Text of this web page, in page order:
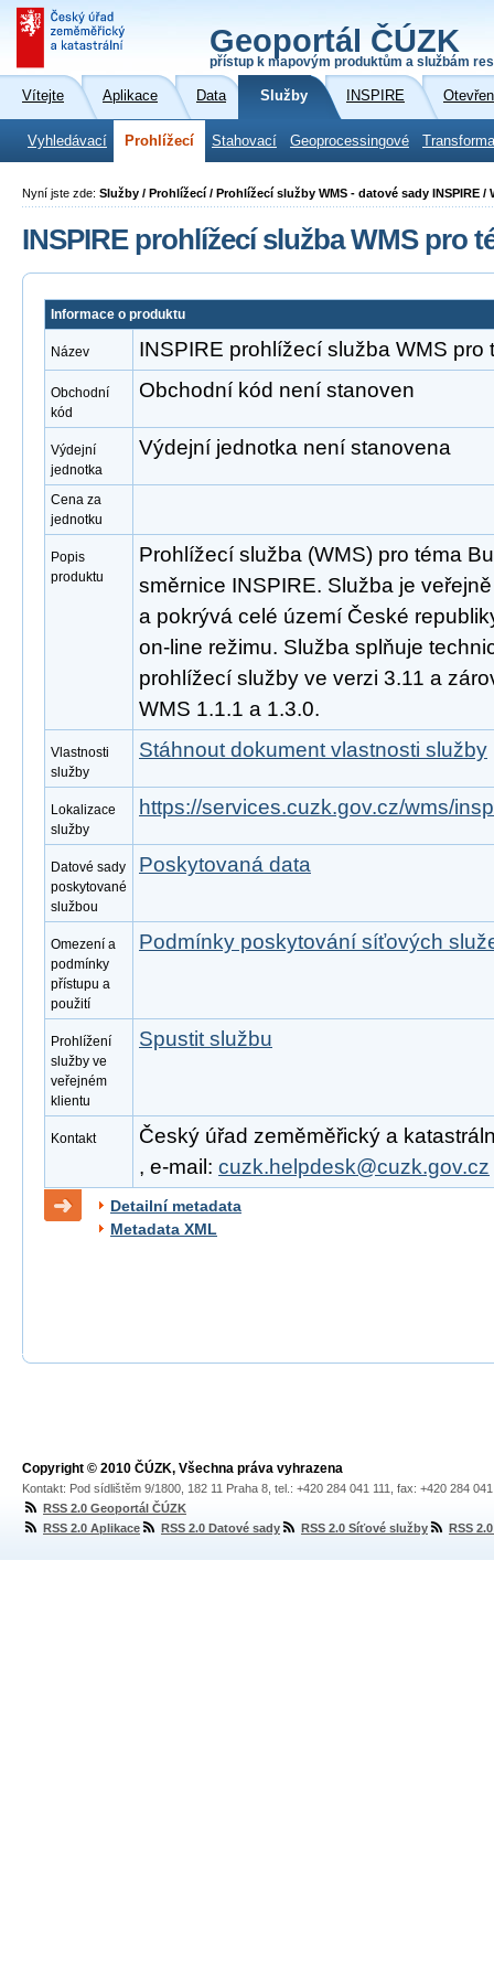
Geoportál ČÚZK
přístup k mapovým produktům a službám
Vítejte Aplikace Data Služby INSPIRE
Vyhledávací Prohlížecí Stahovací Geoprocessingové
Nyní jste zde: Služby / Prohlížecí / Prohlížecí služby WMS - datové sady INSPIRE /
INSPIRE prohlížecí služba WMS pro
Informace o produktu
Název INSPIRE prohlížecí služba WMS pro
Obchodní
kód
Obchodní kód není stanoven
Výdejní
jednotka
Výdejní jednotka není stanovena
Cena za
jednotku
Popis
produktu
Prohlížecí služba (WMS) pro téma
směrnice INSPIRE. Služba je
a pokrývá celé území České
on-line režimu. Služba splňuje
prohlížecí služby ve verzi 3.11 a
WMS 1.1.1 a 1.3.0.
Vlastnosti
služby
Stáhnout dokument vlastnosti služby
Lokalizace
služby
https://services.cuzk.gov.cz/wms/
Datové sady
poskytované
službou
Poskytovaná data
Omezení a
podmínky
přístupu a
použití
Podmínky poskytování síťových
Prohlížení
služby ve
veřejném
klientu
Spustit službu
Kontakt
Český úřad zeměměřický a
, e-mail: cuzk.helpdesk@cuzk.gov.cz
Detailní metadata
Metadata XML
Copyright © 2010 ČÚZK, Všechna práva vyhrazena
Kontakt: Pod sídlištěm 9/1800, 182 11 Praha 8, tel.: +420 284 041 111, fax: +420 284
RSS 2.0 Geoportál ČÚZK
RSS 2.0 Aplikace
RSS 2.0 Datové sady RSS 2.0 Síťové služby RSS